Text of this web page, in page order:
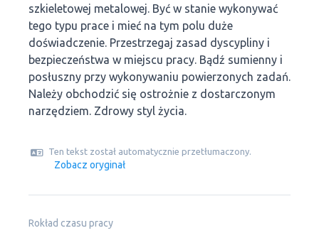
szkieletowej metalowej. Być w stanie wykonywać
tego typu prace i mieć na tym polu duże
doświadczenie. Przestrzegaj zasad dyscypliny i
bezpieczeństwa w miejscu pracy. Bądź sumienny i
posłuszny przy wykonywaniu powierzonych zadań.
Należy obchodzić się ostrożnie z dostarczonym
narzędziem. Zdrowy styl życia.
Ten tekst został automatycznie przetłumaczony.
Zobacz oryginał
Rokład czasu pracy